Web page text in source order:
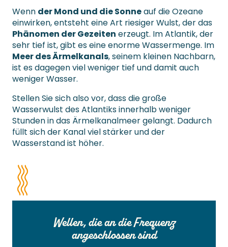
Wenn der Mond und die Sonneauf die Ozeane
einwirken, entsteht eine Art riesiger Wulst, der das
Phänomen der Gezeiten erzeugt. Im Atlantik, der
sehr tief ist, gibt es eine enorme Wassermenge. Im
Meer des Ärmelkanals, seinem kleinen Nachbarn,
ist es dagegen viel weniger tief und damit auch
weniger Wasser.
Stellen Sie sich also vor, dass die große
Wasserwulst des Atlantiks innerhalb weniger
Stunden in das Ärmelkanalmeer gelangt. Dadurch
füllt sich der Kanal viel stärker und der
Wasserstand ist höher.
Wellen, die an die Frequenz
angeschlossen sind